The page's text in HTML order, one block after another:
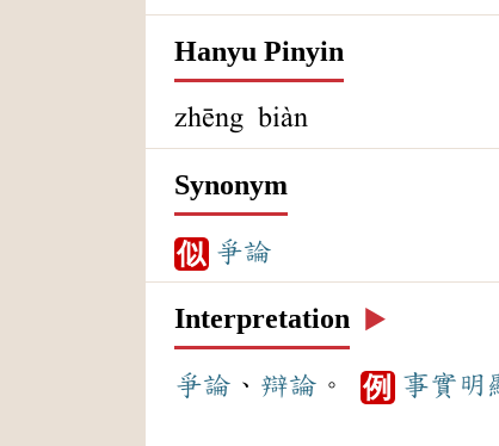
Hanyu Pinyin
zhēng biàn
Synonym
似 爭論
Interpretation ▶️
爭論 、 辯論 。 例 事實 明